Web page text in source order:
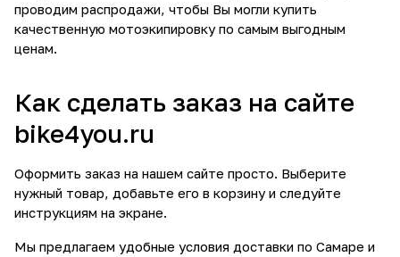
проводим распродажи, чтобы Вы могли купить
качественную мотоэкипировку по самым выгодным
ценам.
Как сделать заказ на сайте
bike4you.ru
Оформить заказ на нашем сайте просто. Выберите
нужный товар, добавьте его в корзину и следуйте
инструкциям на экране.
Мы предлагаем удобные условия доставки по Самаре и